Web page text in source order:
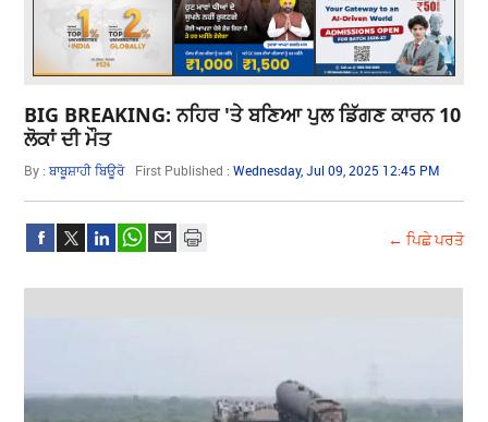
BIG BREAKING: ਨਹਿਰ 'ਤੇ ਬਣਿਆ ਪੁਲ ਡਿੱਗਣ ਕਾਰਨ 10
ਲੋਕਾਂ ਦੀ ਮੌਤ
By :ਬਾਬੂਸ਼ਾਹੀ ਬਿਊਰੋ First Published :Wednesday, Jul 09, 2025 12:45 PM
← ਪਿਛੇ ਪਰਤੋ